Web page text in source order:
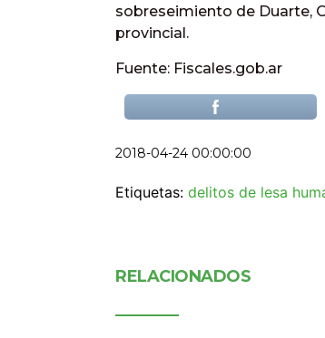
sobreseimiento de Duarte,
provincial.
Fuente: Fiscales.gob.ar
2018-04-24 00:00:00
Etiquetas: delitos de lesa
RELACIONADOS